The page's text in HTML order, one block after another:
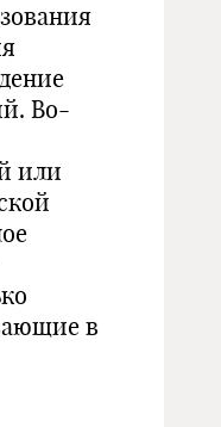
Во-
или
в